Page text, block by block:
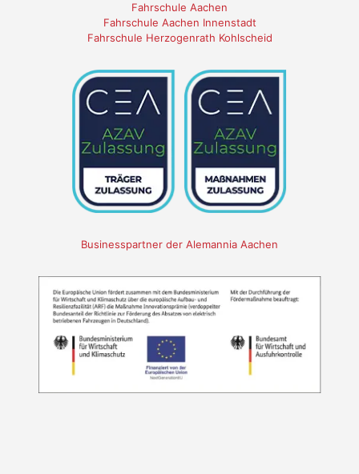
Fahrschule Aachen
Fahrschule Aachen Innenstadt
Fahrschule Herzogenrath Kohlscheid
Businesspartner der Alemannia Aachen